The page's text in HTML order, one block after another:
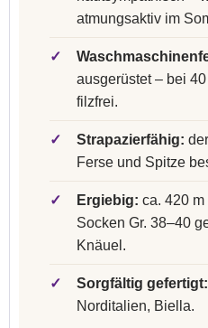
atmungsaktiv im
✓
ausgerüstet – bei
filzfrei.
✓ Strapazierfähig:
Ferse und Spitze
✓ Ergiebig: ca. 420
Socken Gr. 38–40
Knäuel.
✓ Sorgfältig gefertigt:
Norditalien, Biella.